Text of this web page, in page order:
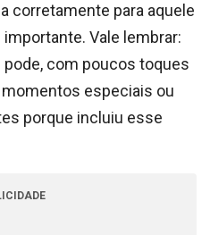
corretamente para aquele
Vale lembrar:
com poucos toques
especiais ou
porque incluiu esse